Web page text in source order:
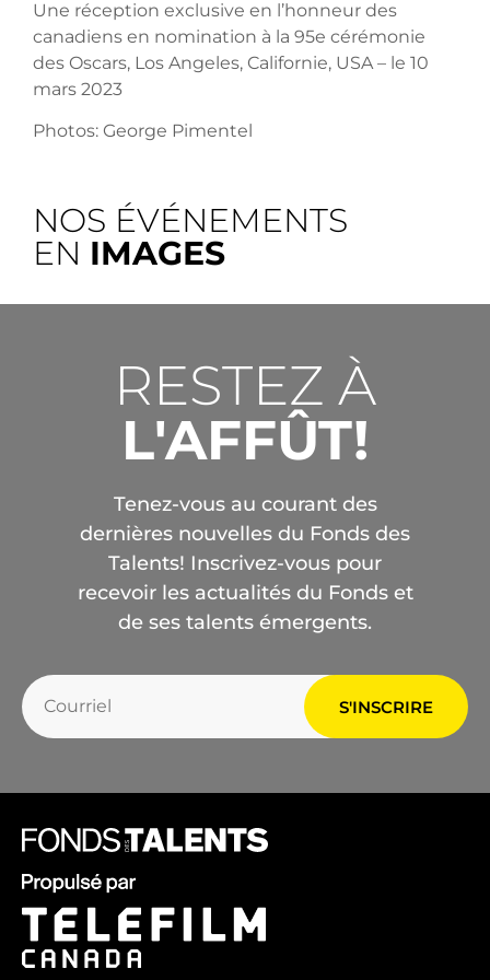
Une réception exclusive en l’honneur des
canadiens en nomination à la 95e cérémonie
des Oscars, Los Angeles, Californie, USA – le 10
mars 2023
Photos: George Pimentel
NOS ÉVÉNEMENTS
EN IMAGES
RESTEZ À
L'AFFÛT!
Tenez-vous au courant des
dernières nouvelles du Fonds des
Talents! Inscrivez-vous pour
recevoir les actualités du Fonds et
de ses talents émergents.